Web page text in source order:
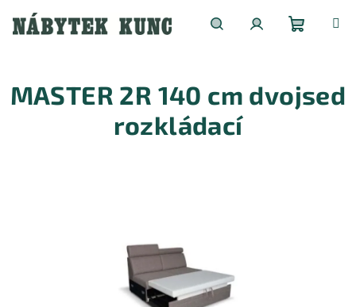
obsah
košík
MASTER 2R 140 cm dvojsed
rozkládací